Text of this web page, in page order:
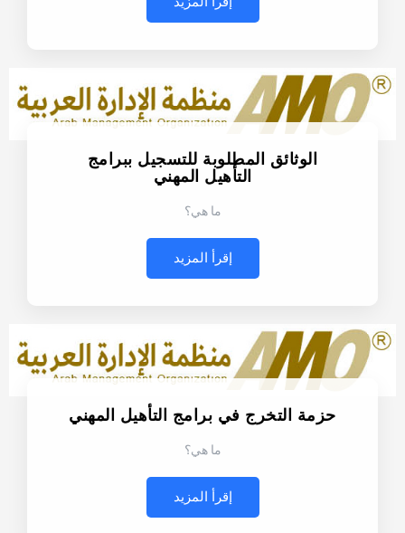
الوثائق المطلوبة للتسجيل ببرامج
التأهيل المهني
ما هي؟
إقرأ المزيد
حزمة التخرج في برامج التأهيل المهني
ما هي؟
إقرأ المزيد